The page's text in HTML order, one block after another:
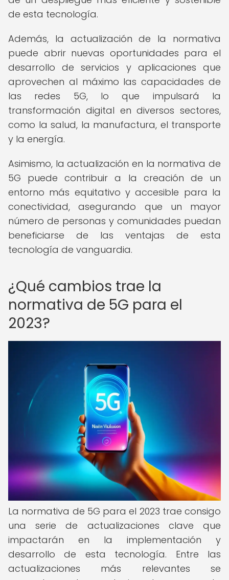
de esta tecnología.
Además, la actualización de la normativa
puede abrir nuevas oportunidades para el
desarrollo de servicios y aplicaciones que
aprovechen al máximo las capacidades de
las redes 5G, lo que impulsará la
transformación digital en diversos sectores,
como la salud, la manufactura, el transporte
y la energía.
Asimismo, la actualización en la normativa de
5G puede contribuir a la creación de un
entorno más equitativo y accesible para la
conectividad, asegurando que un mayor
número de personas y comunidades puedan
beneficiarse de las ventajas de esta
tecnología de vanguardia.
¿Qué cambios trae la
normativa de 5G para el
2023?
La normativa de 5G para el 2023 trae consigo
una serie de actualizaciones clave que
impactarán en la implementación y
desarrollo de esta tecnología. Entre las
actualizaciones más relevantes se